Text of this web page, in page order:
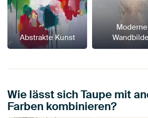
Abstrakte Kunst
Moderne
Wie lässt sich Taupe mit
Farben kombinieren?